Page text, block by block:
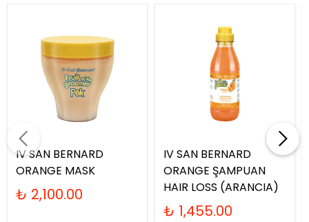
IV SAN BERNARD
ORANGE MASK
₺ 2,100.00
IV SAN BERNARD
ORANGE ŞAMPUAN
HAIR LOSS (ARANCIA)
₺ 1,455.00